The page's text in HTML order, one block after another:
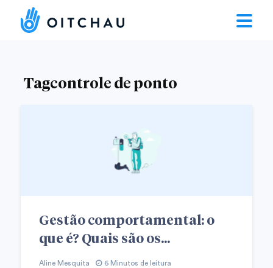
Tagcontrole de ponto
Gestão comportamental: o
que é? Quais são os...
Aline Mesquita 6 Minutos de leitura